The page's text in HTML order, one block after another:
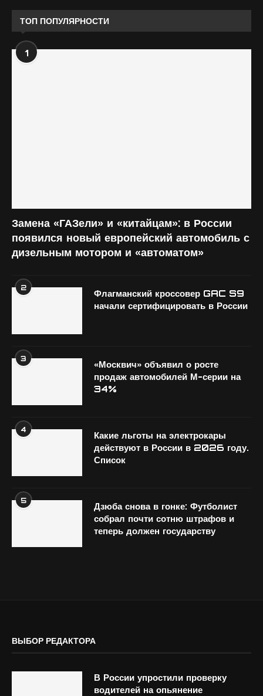
ТОП ПОПУЛЯРНОСТИ
1
Замена «ГАЗели» и «китайцам»: в России
появился новый европейский автомобиль с
дизельным мотором и «автоматом»
2
Флагманский кроссовер GAC S9
начали сертифицировать в России
3
«Москвич» объявил о росте
продаж автомобилей М-серии на
34%
4
Какие льготы на электрокары
действуют в России в 2026 году.
Список
5
Дзюба снова в гонке: Футболист
собрал почти сотню штрафов и
теперь должен государству
ВЫБОР РЕДАКТОРА
В России упростили проверку
водителей на опьянение